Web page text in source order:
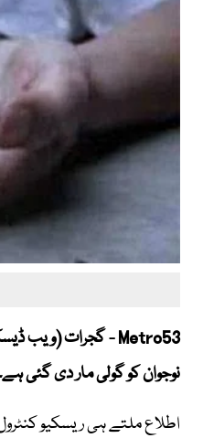
نوجوان کو گولی مار دی گئی
اطلاع ملتے ہی ریسکیو کنٹرول